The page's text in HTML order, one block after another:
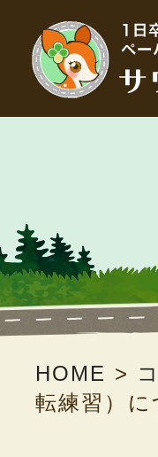
HOME >
転練習）に